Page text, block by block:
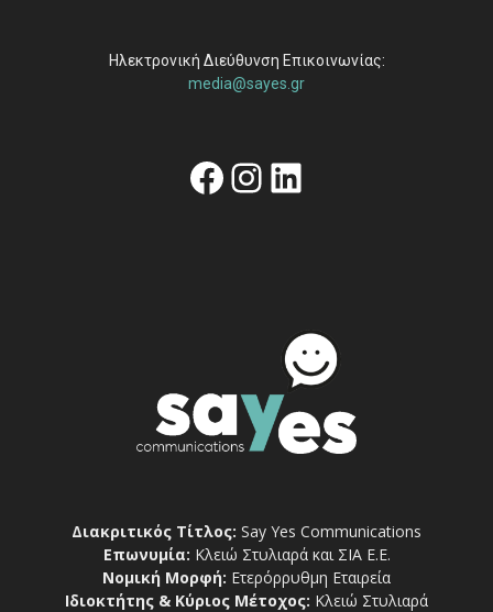
Ηλεκτρονική Διεύθυνση Επικοινωνίας:
media@sayes.gr
Facebook
Instagram
Linkedin
Διακριτικός Τίτλος: Say Yes Communications
Επωνυμία: Κλειώ Στυλιαρά και ΣΙΑ Ε.Ε.
Νομική Μορφή: Ετερόρρυθμη Εταιρεία
Ιδιοκτήτης & Κύριος Μέτοχος: Κλειώ Στυλιαρά